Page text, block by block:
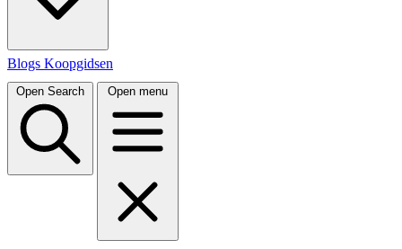
Blogs Koopgidsen
Open Search Open menu